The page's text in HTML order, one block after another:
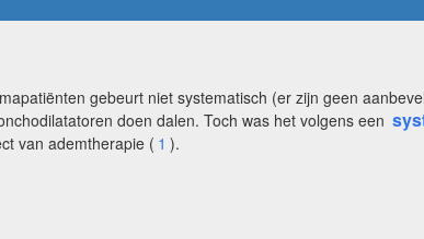
gebeurt niet systematisch (er zijn geen
doen dalen. Toch was het volgens een
van ademtherapie ( 1 ).